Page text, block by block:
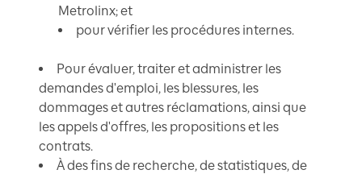
Metrolinx; et
pour vérifier les procédures internes.
Pour évaluer, traiter et administrer les
demandes d'emploi, les blessures, les
dommages et autres réclamations, ainsi que
les appels d'offres, les propositions et les
contrats.
À des fins de recherche, de statistiques, de